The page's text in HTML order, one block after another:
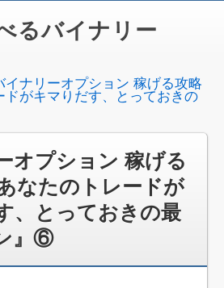
るバイナリー
イナリーオプション 稼げる攻略
ドがキマりだす、とっておきの
オプション 稼げる
なたのトレードが
、とっておきの最
』⑥